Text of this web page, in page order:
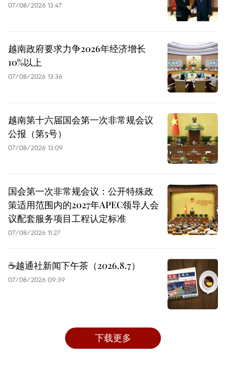
07/08/2026 13:47
越南政府要求力争2026年经济增长
10%以上
07/08/2026 13:36
越南第十六届国会第一次非常规会议
公报（第5号）
07/08/2026 13:09
国会第一次非常规会议：公开特殊政
策适用范围内的2027年APEC领导人会
议配套服务项目工程认定标准
07/08/2026 11:27
☕️越通社新闻下午茶（2026.8.7）
07/08/2026 09:39
下载更多